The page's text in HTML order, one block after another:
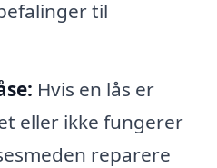
til
Hvis en lås er
eller ikke fungerer
reparere